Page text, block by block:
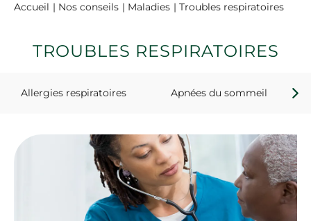
Accueil Nos conseils Maladies Troubles respiratoires
TROUBLES RESPIRATOIRES
Allergies respiratoires Apnées du sommeil